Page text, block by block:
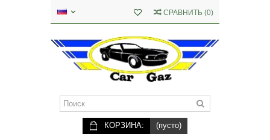
СРАВНИТЬ (0)
КОРЗИНА: (пусто)